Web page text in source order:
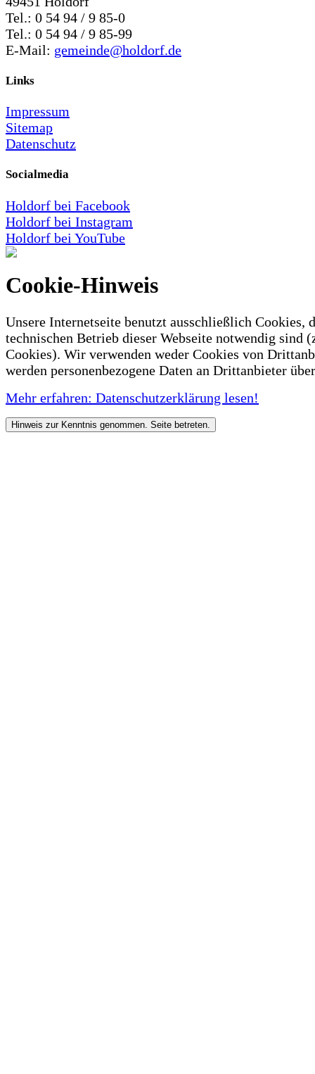
Tel.: 0 54 94 / 9 85-0
Tel.: 0 54 94 / 9 85-99
E-Mail: gemeinde@holdorf.de
Links
Impressum
Sitemap
Datenschutz
Socialmedia
Holdorf bei Facebook
Holdorf bei Instagram
Holdorf bei YouTube
Cookie-Hinweis
Unsere Internetseite benutzt ausschließlich Cookies,
technischen Betrieb dieser Webseite notwendig sind
Cookies). Wir verwenden weder Cookies von
werden personenbezogene Daten an Drittanbieter
Mehr erfahren: Datenschutzerklärung lesen!
Hinweis zur Kenntnis genommen. Seite betreten.